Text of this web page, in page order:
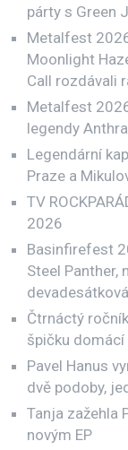
párty s Green
Metalfest
Moonlight
Call rozdávali
Metalfest
legendy
Legendární
Praze a
TV
2026
Basinfirefest
Steel Panther,
Čtrnáctý
špičku
Pavel Hanus
dvě podoby,
Tanja zažehla
novým EP